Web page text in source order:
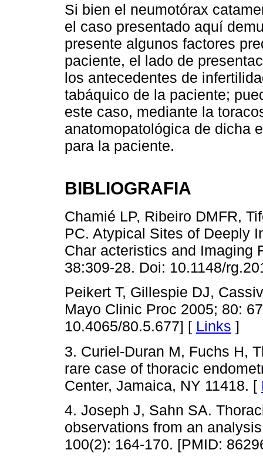
Si bien el neumotórax
el caso presentado aquí
presente algunos factores
paciente, el lado de
los antecedentes de
tabáquico de la paciente;
este caso, mediante la
anatomopatológica de dicha
para la paciente.
BIBLIOGRAFIA
Chamié LP, Ribeiro DMFR,
PC. Atypical Sites of Deeply
Char acteristics and Imaging
38:309-28. Doi: 10.1148/
Peikert T, Gillespie DJ,
Mayo Clinic Proc 2005; 80:
10.4065/80.5.677] [ Links ]
3. Curiel-Duran M, Fuchs H,
rare case of thoracic
Center, Jamaica, NY 11418. [
4. Joseph J, Sahn SA.
observations from an
100(2): 164-170. [PMID: